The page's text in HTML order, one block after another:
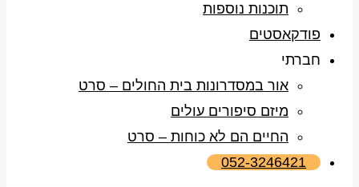
תוכנות נוספות
פודקאסטים
חברתי
אור במסדרונות בית החולים – סרט
מיזם סיפורים עולים
החיים הם לא כוחות – סרט
052-3246421